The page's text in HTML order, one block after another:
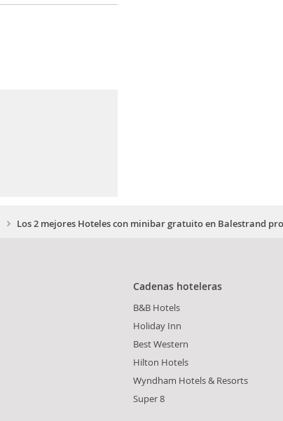
Los 2 mejores Hoteles con minibar gratuito en Balestrand
Cadenas hoteleras
B&B Hotels
Holiday Inn
Best Western
Hilton Hotels
Wyndham Hotels & Resorts
Super 8